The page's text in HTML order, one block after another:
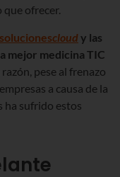
que ofrecer.
solucionescloudy las
mejor medicina TIC
razón, pese al frenazo
a causa de la
ha sufrido estos